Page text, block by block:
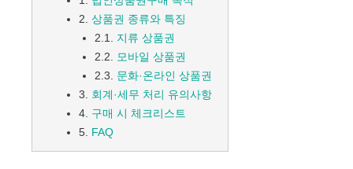
2.상품권 종류와 특징
2.1. 지류 상품권
2.2.
모바일 상품권
2.3. 문화·온라인 상품권
3. 회계·세무 처리 유의사항
4. 구매 시 체크리스트
5. FAQ